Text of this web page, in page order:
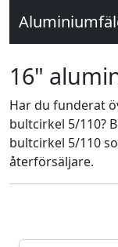
16"
Har du funderat
bultcirkel 5/110?
bultcirkel 5/110
återförsäljare.